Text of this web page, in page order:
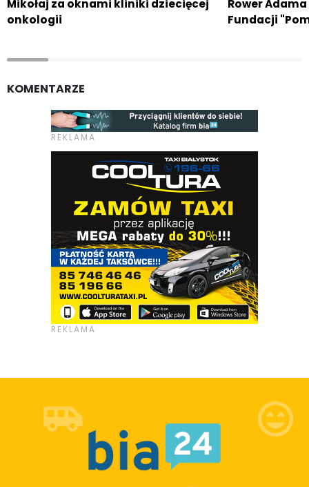
Mikołaj za oknami kliniki dziecięcej
onkologii
Rower
Fundacji
KOMENTARZE